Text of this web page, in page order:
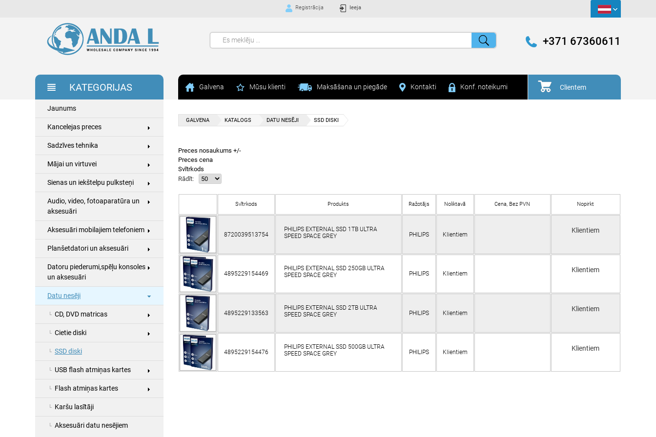
Registrācija Ieeja
+371 67360611
KATEGORIJAS Galvena Mūsu klienti Maksāšana un piegāde Kontakti Konf. noteikumi Clientem
GALVENA KATALOGS DATU NESĒJI SSD DISKI
Preces nosaukums +/-
Preces cena
Svītrkods
Rādīt:
Svītrkods Produkts Ražotājs Noliktavā Cena, Bez PVN Nopirkt
8720039513754
PHILIPS EXTERNAL SSD 1TB ULTRA
SPEED SPACE GREY
PHILIPS Klientiem
Klientiem
4895229154469
PHILIPS EXTERNAL SSD 250GB ULTRA
SPEED SPACE GREY
PHILIPS Klientiem Klientiem
4895229133563
PHILIPS EXTERNAL SSD 2TB ULTRA
SPEED SPACE GREY
PHILIPS Klientiem
Klientiem
4895229154476
PHILIPS EXTERNAL SSD 500GB ULTRA
SPEED SPACE GREY
PHILIPS Klientiem Klientiem
Jaunums
Kancelejas preces
Sadzīves tehnika
Mājai un virtuvei
Sienas un iekštelpu pulksteņi
Audio, video, fotoaparatūra un
aksesuāri
Aksesuāri mobilajiem telefoniem
Planšetdatori un aksesuāri
Datoru piederumi,spēļu konsoles
un aksesuāri
Datu nesēji
CD, DVD matricas
Cietie diski
SSD diski
USB flash atmiņas kartes
Flash atmiņas kartes
Karšu lasītāji
Aksesuāri datu nesējiem